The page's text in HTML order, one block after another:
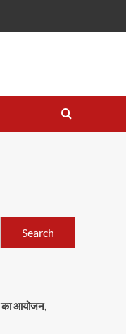
Search
का आयोजन,